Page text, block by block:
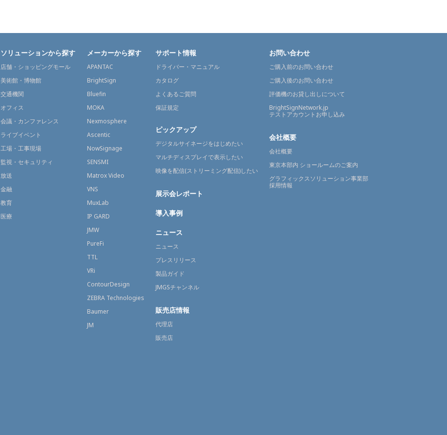
ソリューションから探す
店舗・ショッピングモール
美術館・博物館
交通機関
オフィス
会議・カンファレンス
ライブイベント
工場・工事現場
監視・セキュリティ
放送
金融
教育
医療
メーカーから探す
APANTAC
BrightSign
Bluefin
MOKA
Nexmosphere
Ascentic
NowSignage
SENSMI
Matrox Video
VNS
MuxLab
IP GARD
JMW
PureFi
TTL
VRi
ContourDesign
ZEBRA Technologies
Baumer
JM
サポート情報
ドライバー・マニュアル
カタログ
よくあるご質問
保証規定
ピックアップ
デジタルサイネージをはじめたい
マルチディスプレイで表示したい
映像を配信(ストリーミング配信)したい
展示会レポート
導入事例
ニュース
ニュース
プレスリリース
製品ガイド
JMGSチャンネル
販売店情報
代理店
販売店
お問い合わせ
ご購入前のお問い合わせ
ご購入後のお問い合わせ
評価機のお貸し出しについて
BrightSignNetwork.jp
テストアカウントお申し込み
会社概要
会社概要
東京本部内 ショールームのご案内
グラフィックスソリューション事業部
採用情報